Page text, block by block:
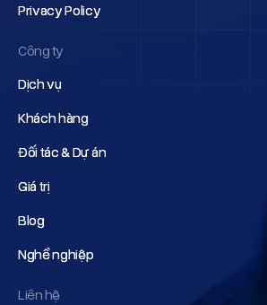
Privacy Policy
Privacy Policy
Công ty
Dịch vụ
Dịch vụ
Khách hàng
Khách hàng
Đối tác & Dự án
Đối tác & Dự án
Giá trị
Giá trị
Blog
Blog
Nghề nghiệp
Nghề nghiệp
Liên hệ